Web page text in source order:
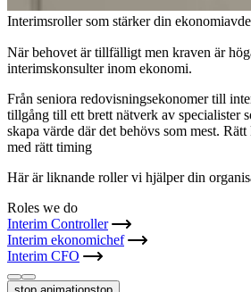
Interimsroller som stärker din
När behovet är tillfälligt men kraven är
interimskonsulter inom ekonomi.
Från seniora redovisningsekonomer till
tillgång till ett brett nätverk av specialister
skapa värde där det behövs som mest.
med rätt timing
Här är liknande roller vi hjälper din
Roles we do
Interim Controller
Interim ekonomichef
Interim CFO